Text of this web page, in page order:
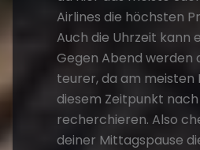
Airlines die höchsten
Auch die Uhrzeit kann
Gegen Abend werden
teurer, da am meisten
diesem Zeitpunkt
recherchieren. Also
deiner Mittagspause